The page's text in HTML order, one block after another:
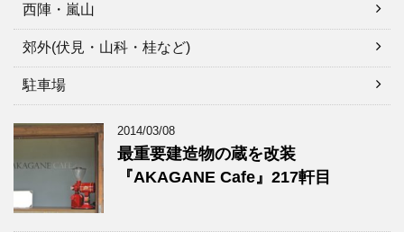
西陣・嵐山
郊外(伏見・山科・桂など)
駐車場
2014/03/08
最重要建造物の蔵を改装
『AKAGANE Cafe』217軒目